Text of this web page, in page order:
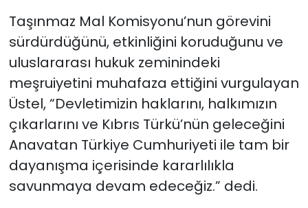
Taşınmaz Mal Komisyonu’nun görevini
sürdürdüğünü, etkinliğini koruduğunu ve
uluslararası hukuk zeminindeki
meşruiyetini muhafaza ettiğini vurgulayan
Üstel, “Devletimizin haklarını, halkımızın
çıkarlarını ve Kıbrıs Türkü’nün geleceğini
Anavatan Türkiye Cumhuriyeti ile tam bir
dayanışma içerisinde kararlılıkla
savunmaya devam edeceğiz.” dedi.